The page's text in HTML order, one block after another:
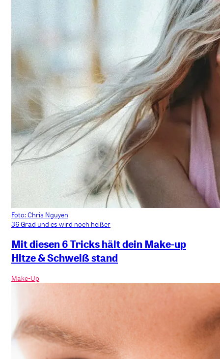
Foto: Chris Nguyen
36 Grad und es wird noch heißer
Mit diesen 6 Tricks hält dein Make-up
Hitze & Schweiß stand
Make-Up